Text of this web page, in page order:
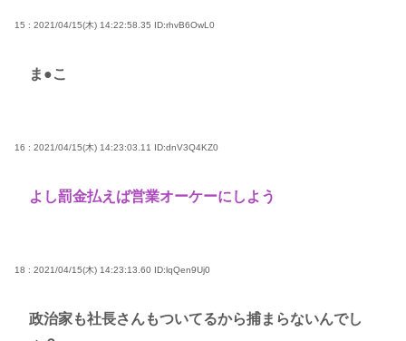
15 : 2021/04/15(木) 14:22:58.35 ID:rhvB6OwL0
ま●こ
16 : 2021/04/15(木) 14:23:03.11 ID:dnV3Q4KZ0
よし罰金払えば営業オーケーにしよう
18 : 2021/04/15(木) 14:23:13.60 ID:lqQen9Uj0
政治家も社長さんもついてるから捕まらないんでし